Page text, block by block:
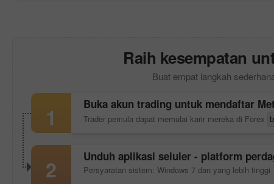
Raih kesempatan
Buat empat langkah
1 Buka akun trading untuk mendaftar
Trader pemula dapat memulai karir mereka di Forex
2 Unduh aplikasi seluler - platform
Persyaratan sistem: Windows 7 dan yang lebih tinggi